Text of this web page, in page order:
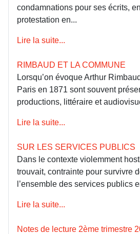
condamnations pour ses écrits,
protestation en...
Lire la suite...
RIMBAUD ET LA COMMUNE
Lorsqu’on évoque Arthur
Paris en 1871 sont souvent
productions, littéraire et
Lire la suite...
SUR LES SERVICES PUBLICS
Dans le contexte violemment
trouvait, contrainte pour survivre
l’ensemble des services publics
Lire la suite...
Notes de lecture 2ème trimestre